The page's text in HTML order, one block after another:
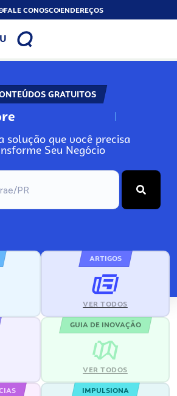
FALE CONOSCOENDEREÇOS
GRATUITOS
N
solução que você precisa
Seu Negócio
ARTIGOS
VER TODOS
GUIA DE INOVAÇÃO
VER TODOS
IMPULSIONA